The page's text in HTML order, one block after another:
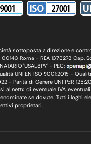
sottoposta a direzione e
Roma - REA 1378273 Cap.
'USAL8PV' - PEC:
UNI EN ISO 9001:2015 -
- Parità di Genere UNI PdR
al netto di eventuale IVA,
se dovute. Tutti i loghi
proprietari.